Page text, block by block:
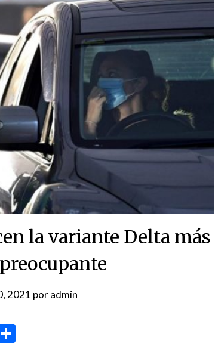
la variante Delta más
2021 poradmin